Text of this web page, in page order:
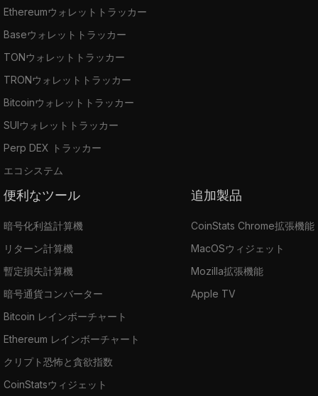
Ethereumウォレットトラッカー
Baseウォレットトラッカー
TONウォレットトラッカー
TRONウォレットトラッカー
Bitcoinウォレットトラッカー
SUIウォレットトラッカー
Perp DEX トラッカー
エコシステム
便利なツール
暗号化利益計算機
リターン計算機
暫定損失計算機
暗号通貨コンバーター
Bitcoin レインボーチャート
Ethereum レインボーチャート
クリプト恐怖と貪欲指数
CoinStatsウィジェット
追加製品
CoinStats Chrome拡張機能
MacOSウィジェット
Mozilla拡張機能
Apple TV